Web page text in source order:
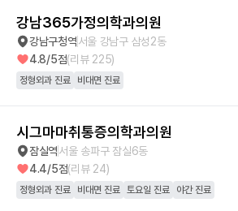
강남365가정의학과의원
강남구청역서울 강남구 삼성2동
4.8/5점(리뷰 225)
정형외과 진료 비대면 진료
시그마마취통증의학과의원
잠실역서울 송파구 잠실6동
4.4/5점(리뷰 24)
정형외과 진료 비대면 진료 토요일 진료 야간 진료